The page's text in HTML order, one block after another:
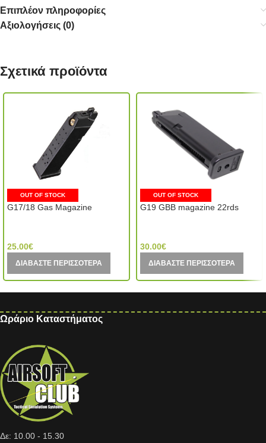
Επιπλέον πληροφορίες
Αξιολογήσεις (0)
Σχετικά προϊόντα
OUT OF STOCK
G17/18 Gas Magazine
25.00€
ΔΙΑΒΆΣΤΕ ΠΕΡΙΣΣΌΤΕΡΑ
OUT OF STOCK
G19 GBB magazine 22rds
30.00€
ΔΙΑΒΆΣΤΕ ΠΕΡΙΣΣΌΤΕΡΑ
Ωράριο Καταστήματος
Δε: 10.00 - 15.30